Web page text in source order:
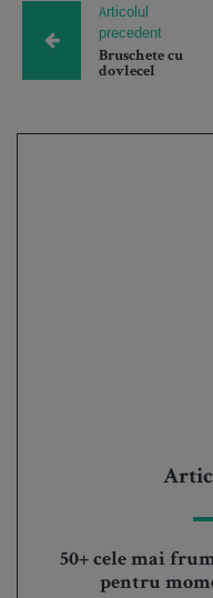
Articolul
precedent
Bruschete cu
dovlecel
50+ cele mai
pentru